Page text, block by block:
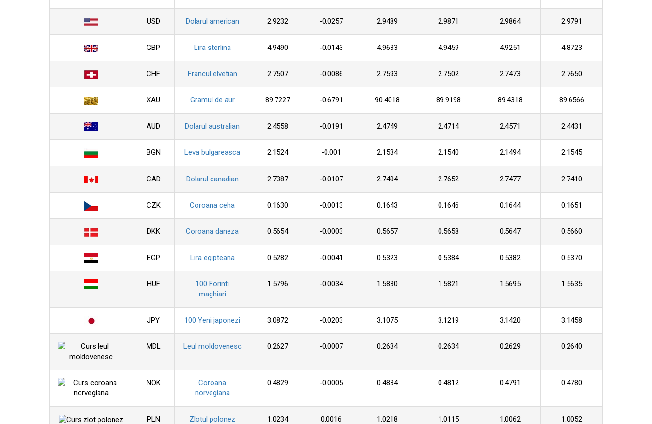
USD Dolarul american 2.9232 -0.0257 2.9489 2.9871 2.9864 2.9791
GBP Lira sterlina 4.9490 -0.0143 4.9633 4.9459 4.9251 4.8723
CHF Francul elvetian 2.7507 -0.0086 2.7593 2.7502 2.7473 2.7650
XAU Gramul de aur 89.7227 -0.6791 90.4018 89.9198 89.4318 89.6566
AUD Dolarul australian 2.4558 -0.0191 2.4749 2.4714 2.4571 2.4431
BGN Leva bulgareasca 2.1524 -0.001 2.1534 2.1540 2.1494 2.1545
CAD Dolarul canadian 2.7387 -0.0107 2.7494 2.7652 2.7477 2.7410
CZK Coroana ceha 0.1630 -0.0013 0.1643 0.1646 0.1644 0.1651
DKK Coroana daneza 0.5654 -0.0003 0.5657 0.5658 0.5647 0.5660
EGP Lira egipteana 0.5282 -0.0041 0.5323 0.5384 0.5382 0.5370
HUF
100 Forinti
maghiari
1.5796 -0.0034 1.5830 1.5821 1.5695 1.5635
JPY 100 Yeni japonezi 3.0872 -0.0203 3.1075 3.1219 3.1420 3.1458
MDL Leul moldovenesc 0.2627 -0.0007 0.2634 0.2634 0.2629 0.2640
NOK
Coroana
norvegiana
0.4829 -0.0005 0.4834 0.4812 0.4791 0.4780
PLN Zlotul polonez 1.0234 0.0016 1.0218 1.0115 1.0062 1.0052